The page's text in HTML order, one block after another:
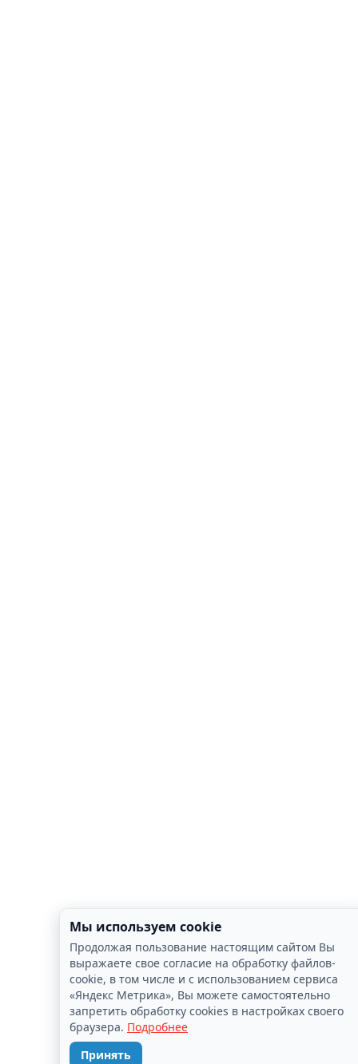
Мы используем cookie
Продолжая пользование настоящим сайтом Вы
выражаете свое согласие на обработку файлов-
cookie, в том числе и с использованием сервиса
«Яндекс Метрика», Вы можете самостоятельно
запретить обработку cookies в настройках своего
браузера. Подробнее
Принять